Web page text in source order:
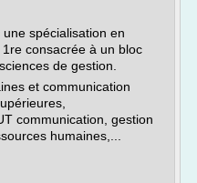
spécialisation en
consacrée à un bloc
de gestion.
et communication
communication, gestion
humaines,...